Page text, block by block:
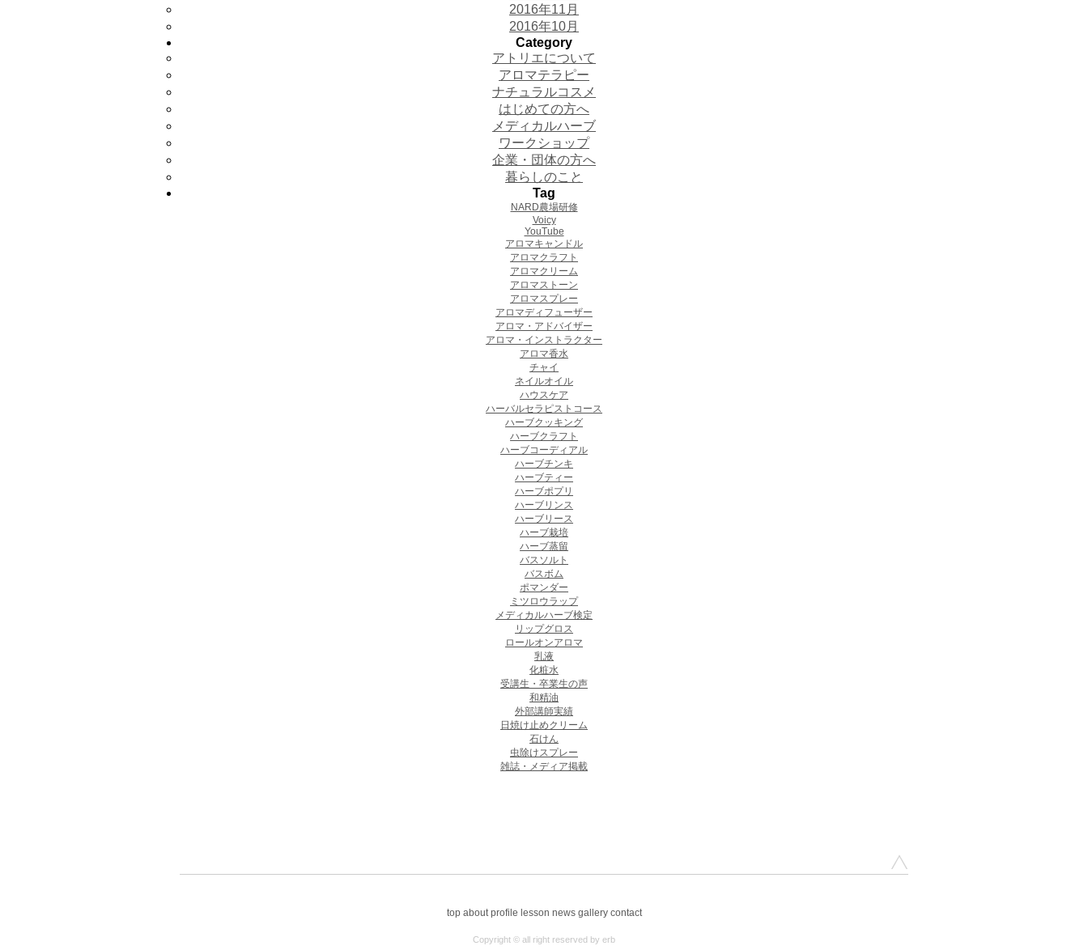
2016年11月
2016年10月
Category
アトリエについて
アロマテラピー
ナチュラルコスメ
はじめての方へ
メディカルハーブ
ワークショップ
企業・団体の方へ
暮らしのこと
Tag
NARD農場研修
Voicy
YouTube
アロマキャンドル
アロマクラフト
アロマクリーム
アロマストーン
アロマスプレー
アロマディフューザー
アロマ・アドバイザー
アロマ・インストラクター
アロマ香水
チャイ
ネイルオイル
ハウスケア
ハーバルセラピストコース
ハーブクッキング
ハーブクラフト
ハーブコーディアル
ハーブチンキ
ハーブティー
ハーブポプリ
ハーブリンス
ハーブリース
ハーブ栽培
ハーブ蒸留
バスソルト
バスボム
ポマンダー
ミツロウラップ
メディカルハーブ検定
リップグロス
ロールオンアロマ
乳液
化粧水
受講生・卒業生の声
和精油
外部講師実績
日焼け止めクリーム
石けん
虫除けスプレー
雑誌・メディア掲載
top about profile lesson news gallery contact
Copyright © all right reserved by erb